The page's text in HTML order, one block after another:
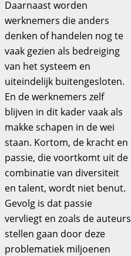
Daarnaast worden
werknemers die anders
denken of handelen nog te
vaak gezien als bedreiging
van het systeem en
uiteindelijk buitengesloten.
En de werknemers zelf
blijven in dit kader vaak als
makke schapen in de wei
staan. Kortom, de kracht en
passie, die voortkomt uit de
combinatie van diversiteit
en talent, wordt niet benut.
Gevolg is dat passie
vervliegt en zoals de auteurs
stellen gaan door deze
problematiek miljoenen